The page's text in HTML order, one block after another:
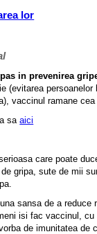
lor
in prevenirea
(evitarea
vaccinul ramane
saaici
care poate
gripa, sute de mii
sansa de a
isi fac vaccinul,
de imunitatea de